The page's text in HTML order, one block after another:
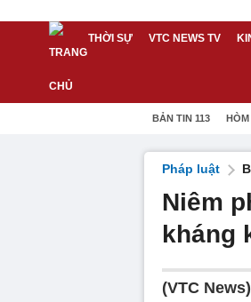
THỜI SỰ VTC NEWS TV
BẢN TIN 113
Pháp luật
Niêm
kháng
(VTC